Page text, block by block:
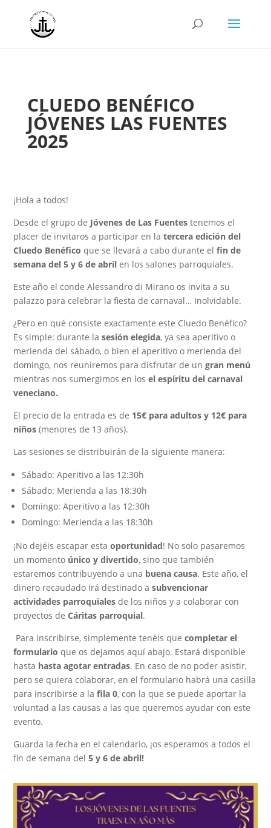
CLUEDO BENÉFICO
JÓVENES LAS FUENTES
2025
¡Hola a todos!
Desde el grupo de Jóvenes de Las Fuentes tenemos el
placer de invitaros a participar en latercera edición del
Cluedo Benéfico que se llevará a cabo durante elfin de
semana del 5 y 6 de abril en los salones parroquiales.
Este año el conde Alessandro di Mirano os invita a su
palazzo para celebrar la fiesta de carnaval… Inolvidable.
¿Pero en qué consiste exactamente este Cluedo Benéfico?
Es simple: durante lasesión elegida, ya sea aperitivo o
merienda del sábado, o bien elaperitivo o meriendadel
domingo, nos reuniremos para disfrutar de ungran menú
mientras nos sumergimos en losel espíritu del carnaval
veneciano.
El precio de la entrada es de 15€ para adultos y 12€ para
niños (menores de 13 años).
Las sesiones se distribuirán de la siguiente manera:
Sábado: Aperitivo a las 12:30h
Sábado: Merienda a las 18:30h
Domingo:Aperitivoa las 12:30h
Domingo: Meriendaa las 18:30h
¡No dejéis escapar estaoportunidad! No solo pasaremos
un momento único y divertido, sino que también
estaremos contribuyendo a una buena causa. Este año, el
dinero recaudado irá destinado asubvencionar
actividades parroquiales de los niños y acolaborar con
proyectos deCáritas parroquial.
Para inscribirse, simplemente tenéis quecompletar el
formulario que os dejamos aquí abajo. Estará disponible
hasta hasta agotar entradas. En caso de no poder asistir,
pero se quiera colaborar, en el formulario habrá una casilla
para inscribirse a lafila 0, con la que se puedeaportar la
voluntad a las causas a las que queremos ayudar con este
evento.
Guarda la fecha en el calendario, ¡os esperamos a todos el
fin de semana del5 y 6 de abril!